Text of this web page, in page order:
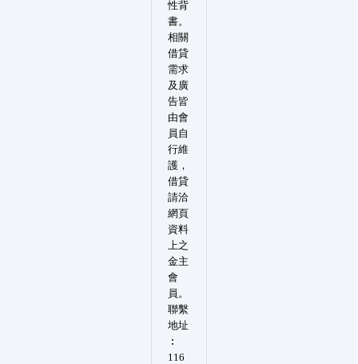
性背
書。
相關
借貸
需求
及廣
告皆
由會
員自
行維
護，
借貸
請洽
網頁
資料
上之
金主
會
員。
聯繫
地址
︰
116